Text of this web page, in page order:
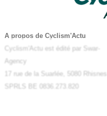
A propos de Cyclism'Actu
Cyclism'Actu est édité par Swar-
Agency
17 rue de la Suarlée, 5080 Rhisnes
SPRLS BE 0836.273.820